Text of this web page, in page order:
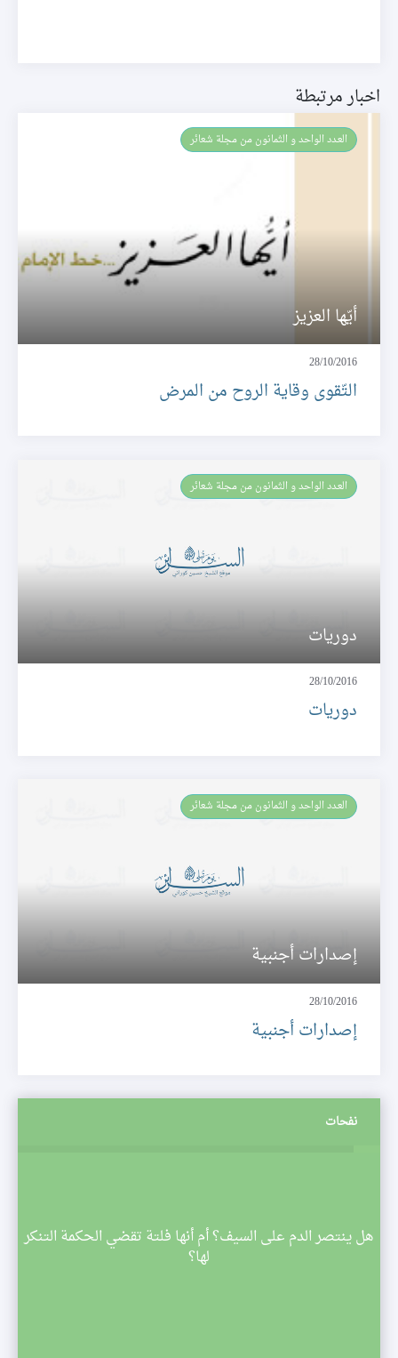
اخبار مرتبطة
العـدد الواحد و الثمانون من مجلة شعائر
أيّها العزيز
28/10/2016
التّقوى وقاية الروح من المرض
العـدد الواحد و الثمانون من مجلة شعائر
دوريات
28/10/2016
دوريات
العـدد الواحد و الثمانون من مجلة شعائر
إصدارات أجنبية
28/10/2016
إصدارات أجنبية
نفحات
هل ينتصر الدم على السيف؟ أم أنها فلتة تقضي الحكمة التنكر
لها؟